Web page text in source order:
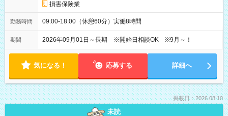
損害保険業
勤務時間 09:00-18:00（休憩60分）実働8時間
期間 2026年09月01日～長期 ※開始日相談OK ※9月～！
気になる！ 応募する 詳細へ
掲載日：2026.08.10
未読